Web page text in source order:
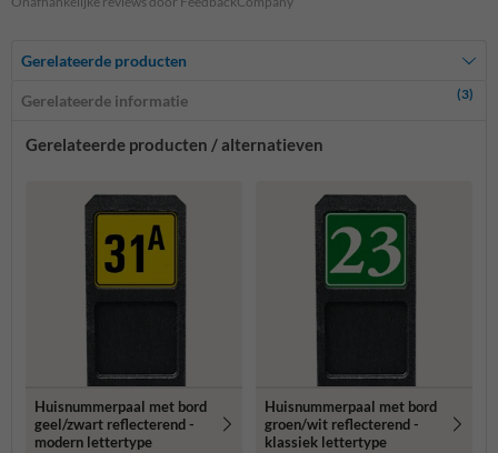
Gerelateerde producten
Gerelateerde informatie (3)
Gerelateerde producten / alternatieven
Huisnummerpaal met bord
geel/zwart reflecterend -
modern lettertype
Huisnummerpaal met bord
groen/wit reflecterend -
klassiek lettertype